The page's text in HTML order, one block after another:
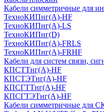
Кабели симметричные для
ТеxноКИПнг(A)-HF
ТеxноКИПнг(A)-LS
ТеxноКИПнг(D)
ТехноКИПнг(A)-FRLS
ТехноКИПнг(A)-FRHF
Кабели для систем связи,
КПСТТнг(A)-HF
КПСТЭТнг(A)-HF
КПСГТТнг(A)-HF
КПСГТЭТнг(A)-HF
Кабели симметричные для